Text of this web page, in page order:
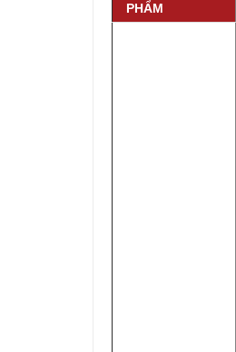
PHẨM